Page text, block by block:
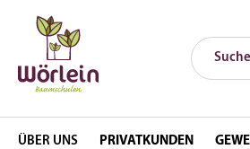
ÜBER UNS PRIVATKUNDEN